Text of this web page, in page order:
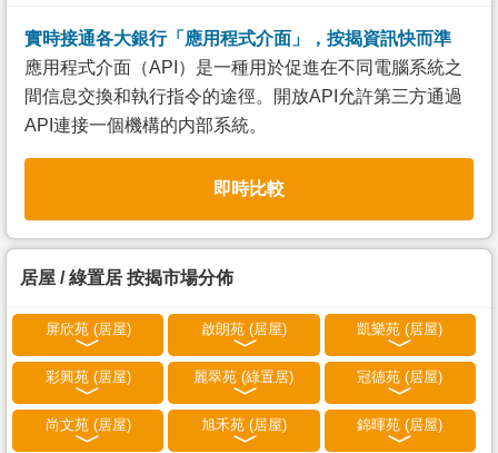
實時接通各大銀行「應用程式介面」，按揭資訊快而準
應用程式介面（API）是一種用於促進在不同電腦系統之
間信息交換和執行指令的途徑。開放API允許第三方通過
API連接一個機構的内部系統。
即時比較
居屋 / 綠置居 按揭市場分佈
屏欣苑 (居屋) 啟朗苑 (居屋) 凱樂苑 (居屋)
彩興苑 (居屋) 麗翠苑 (綠置居) 冠德苑 (居屋)
尚文苑 (居屋) 旭禾苑 (居屋) 錦暉苑 (居屋)